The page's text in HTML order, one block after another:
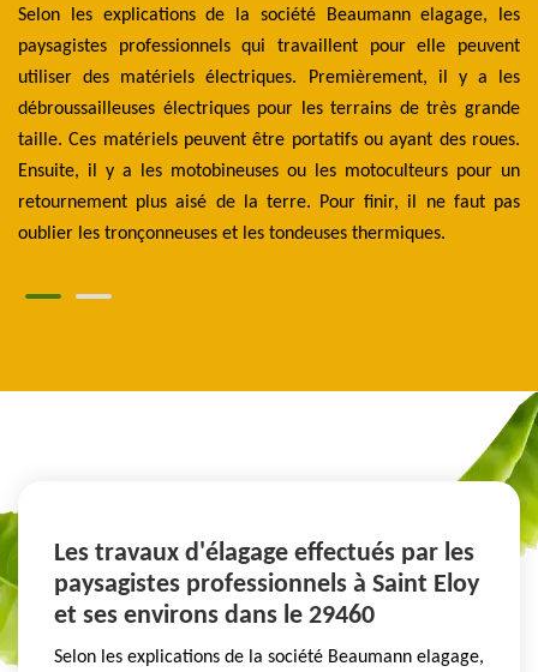
Selon les explications de la société Beaumann elagage, les
paysagistes professionnels qui travaillent pour elle peuvent
utiliser des matériels électriques. Premièrement, il y a les
débroussailleuses électriques pour les terrains de très grande
taille. Ces matériels peuvent être portatifs ou ayant des roues.
Ensuite, il y a les motobineuses ou les motoculteurs pour un
retournement plus aisé de la terre. Pour finir, il ne faut pas
oublier les tronçonneuses et les tondeuses thermiques.
Les travaux d'élagage effectués par les
paysagistes professionnels à Saint Eloy
et ses environs dans le 29460
Selon les explications de la société Beaumann elagage,